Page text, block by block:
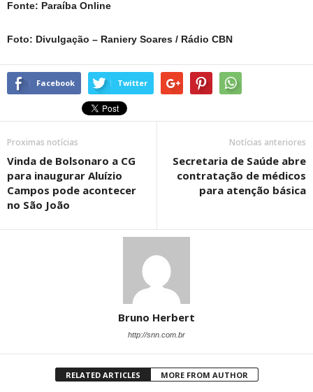
Fonte: Paraíba Online
Foto: Divulgação – Raniery Soares / Rádio CBN
Facebook Twitter
Proximas notícias
Vinda de Bolsonaro a CG
para inaugurar Aluízio
Campos pode acontecer
no São João
Notícias anteriores
Secretaria de Saúde abre
contratação de médicos
para atenção básica
Bruno Herbert
http://snn.com.br
RELATED ARTICLES MORE FROM AUTHOR